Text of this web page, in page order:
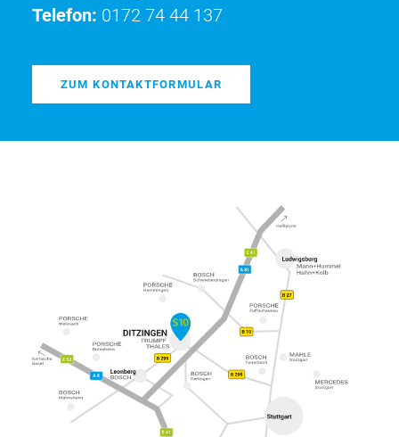
Telefon: 0172 74 44 137
ZUM KONTAKTFORMULAR